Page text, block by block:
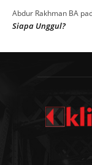
Abdur Rakhman BA
Siapa Unggul?